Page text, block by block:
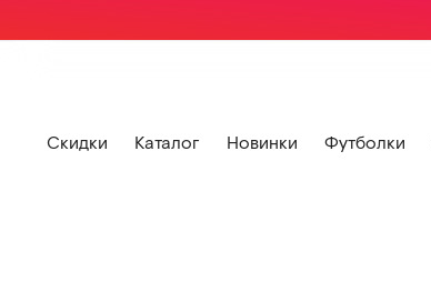
Скидки Каталог Новинки Футболки